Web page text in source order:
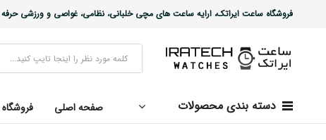
فروشگاه ساعت ایراتک، ارایه ساعت های مچی خلبانی، نظامی، غواصی و ورزشی حرفه
دسته بندی محصولات صفحه اصلی فروشگاه